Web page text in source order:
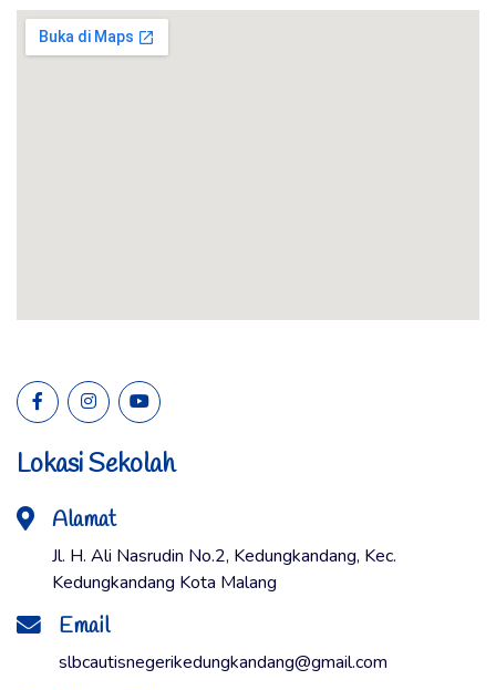
Lokasi Sekolah
Alamat
Jl. H. Ali Nasrudin No.2, Kedungkandang, Kec.
Kedungkandang Kota Malang
Email
slbcautisnegerikedungkandang@gmail.com